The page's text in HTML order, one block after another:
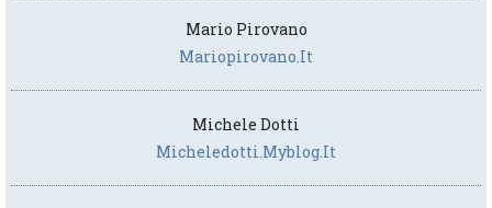
Mario Pirovano
Mariopirovano.it
Michele Dotti
Micheledotti.myblog.it